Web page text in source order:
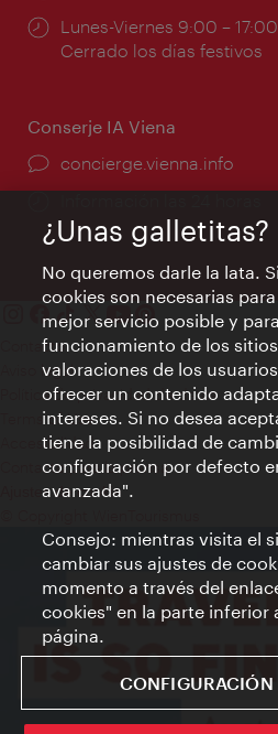
Horarios
de
Lunes-Viernes 9:00 –
Cerrado los días festivos
Conserje IA Viena
concierge.vienna.info
Contacto
Aviso legal
Política de privacidad de datos
Terms of Use
Accesibilidad
Contacto para la prensa
Ajustes de cookie
¿Unas galletitas?
No queremos darle la lata.
cookies son necesarias
mejor servicio posible y
funcionamiento de los
valoraciones de los
ofrecer un contenido
intereses. Si no desea
tiene la posibilidad de
configuración por defecto
avanzada".
Consejo: mientras visita el
cambiar sus ajustes de
momento a través del
cookies" en la parte inferior
página.
CONFIGURACIÓN